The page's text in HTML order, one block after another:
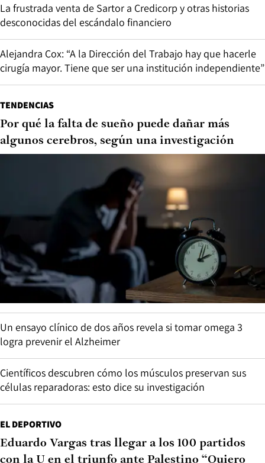
La frustrada venta de Sartor a Credicorp y otras historias
desconocidas del escándalo financiero
Alejandra Cox: “A la Dirección del Trabajo hay que hacerle
cirugía mayor. Tiene que ser una institución independiente”
TENDENCIAS
Por qué la falta de sueño puede dañar más
algunos cerebros, según una investigación
Un ensayo clínico de dos años revela si tomar omega 3
logra prevenir el Alzheimer
Científicos descubren cómo los músculos preservan sus
células reparadoras: esto dice su investigación
EL DEPORTIVO
Eduardo Vargas tras llegar a los 100 partidos
con la U en el triunfo ante Palestino “Quiero